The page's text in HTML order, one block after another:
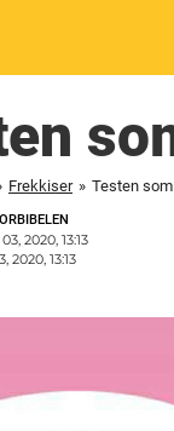
Frekkiser » Testen
2020, 13:13
2020, 13:13